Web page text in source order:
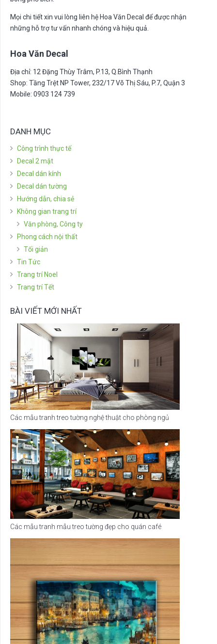
Mọi chi tiết xin vui lòng liên hệ Hoa Văn Decal để được nhận
những hỗ trợ tư vấn nhanh chóng và hiệu quả.
Hoa Văn Decal
Địa chỉ: 12 Đặng Thùy Trâm, P.13, Q.Bình Thạnh
Shop: Tầng Trệt NP Tower, 232/17 Võ Thị Sáu, P.7, Quận 3
Mobile: 0903 124 739
DANH MỤC
Công trình thực tế
Decal 2 mặt
Decal dán kính
Decal dán tường
Hướng dẫn, chia sẻ
Không gian trang trí
Văn phòng, Công ty
Phong cách nội thất
Tối giản
Tin Tức
Trang trí Noel
Trang trí Tết
BÀI VIẾT MỚI NHẤT
Các mẫu tranh treo tường nghệ thuật cho phòng ngủ
Các mẫu tranh mẫu treo tường đẹp cho quán café